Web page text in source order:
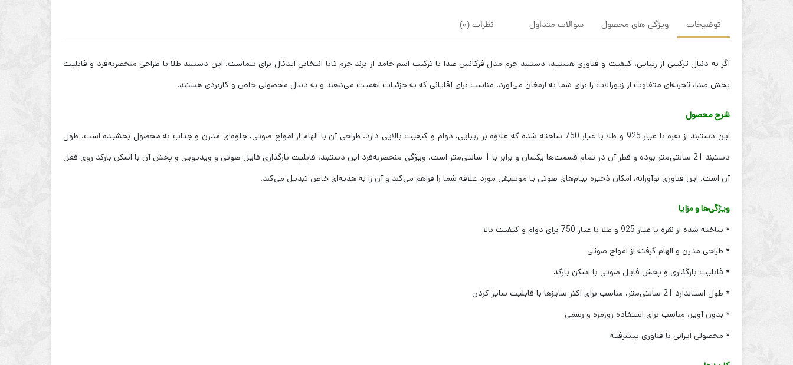
توضیحات ویژگی های محصول سوالات متداول نظرات (0)
اگر به دنبال ترکیبی از زیبایی، کیفیت و فناوری هستید، دستبند چرم مدل فرکانس صدا با ترکیب اسم حامد از برند چرم تابا انتخابی ایدئال برای شماست. این دستبند طلا با طراحی منحصر‌به‌فرد و قابلیت
پخش صدا، تجربه‌ای متفاوت از زیورآلات را برای شما به ارمغان می‌آورد. مناسب برای آقایانی که به جزئیات اهمیت می‌دهند و به دنبال محصولی خاص و کاربردی هستند.
شرح محصول
این دستبند از نقره با عیار 925 و طلا با عیار 750 ساخته شده که علاوه بر زیبایی، دوام و کیفیت بالایی دارد. طراحی آن با الهام از امواج صوتی، جلوه‌ای مدرن و جذاب به محصول بخشیده است. طول
دستبند 21 سانتی‌متر بوده و قطر آن در تمام قسمت‌ها یکسان و برابر با 1 سانتی‌متر است. ویژگی منحصربه‌فرد این دستبند، قابلیت بارگذاری فایل صوتی و ویدیویی و پخش آن با اسکن بارکد روی قفل
آن است. این فناوری نوآورانه، امکان ذخیره پیام‌های صوتی یا موسیقی مورد علاقه شما را فراهم می‌کند و آن را به هدیه‌ای خاص تبدیل می‌کند.
ویژگی‌ها و مزایا
* ساخته شده از نقره با عیار 925 و طلا با عیار 750 برای دوام و کیفیت بالا
* طراحی مدرن و الهام گرفته از امواج صوتی
* قابلیت بارگذاری و پخش فایل صوتی با اسکن بارکد
* طول استاندارد 21 سانتی‌متر، مناسب برای اکثر سایزها با قابلیت سایز کردن
* بدون آویز، مناسب برای استفاده روزمره و رسمی
* محصولی ایرانی با فناوری پیشرفته